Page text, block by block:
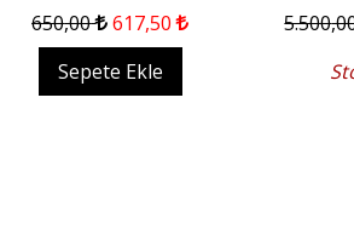
650,00 617,50
Sepete Ekle
5.500